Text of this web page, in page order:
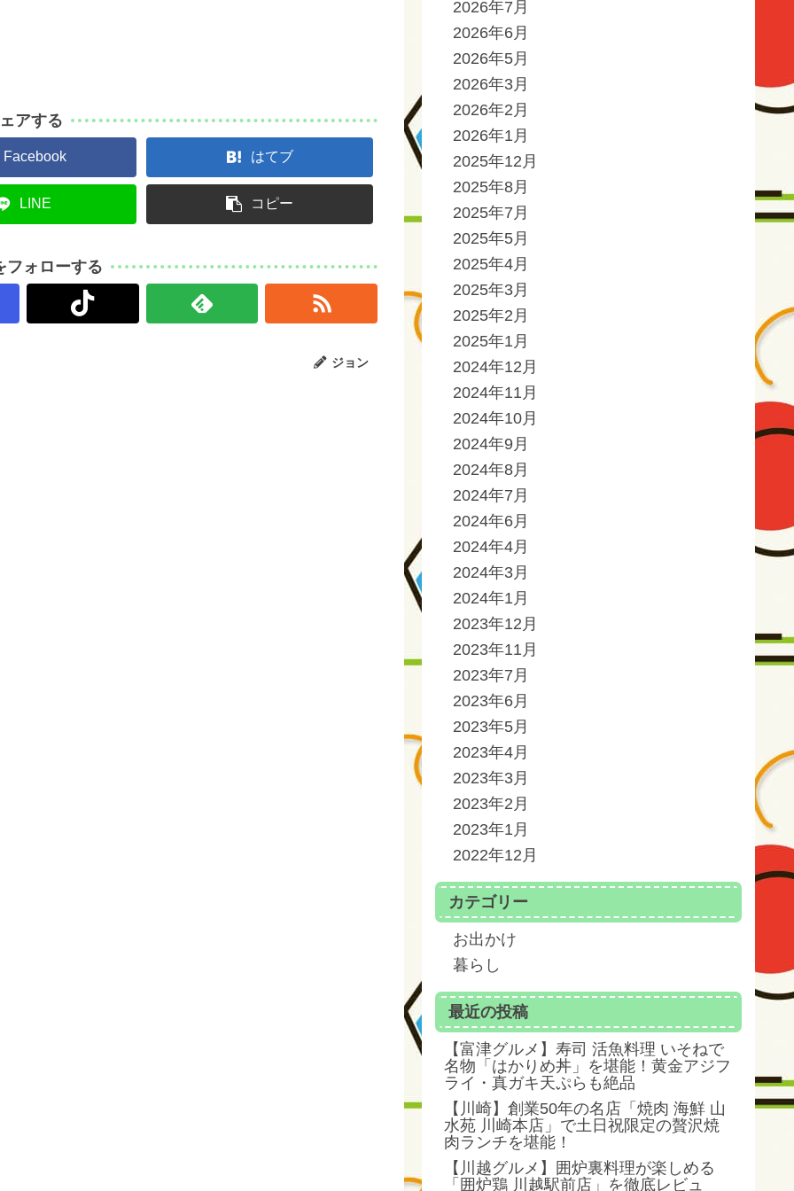
アする
Facebook はてブ
LINE コピー
フォローする
ジョン
2026年7月
2026年6月
2026年5月
2026年3月
2026年2月
2026年1月
2025年12月
2025年8月
2025年7月
2025年5月
2025年4月
2025年3月
2025年2月
2025年1月
2024年12月
2024年11月
2024年10月
2024年9月
2024年8月
2024年7月
2024年6月
2024年4月
2024年3月
2024年1月
2023年12月
2023年11月
2023年7月
2023年6月
2023年5月
2023年4月
2023年3月
2023年2月
2023年1月
2022年12月
カテゴリー
お出かけ
暮らし
最近の投稿
【富津グルメ】寿司 活魚料理 いそねで
名物「はかりめ丼」を堪能！黄金アジフ
ライ・真ガキ天ぷらも絶品
【川崎】創業50年の名店「焼肉 海鮮 山
水苑 川崎本店」で土日祝限定の贅沢焼
肉ランチを堪能！
【川越グルメ】囲炉裏料理が楽しめる
「囲炉鶏 川越駅前店」を徹底レビュ